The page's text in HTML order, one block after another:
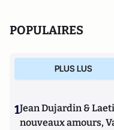
POPULAIRES
PLUS LUS
1Jean Dujardin &
nouveaux amours,